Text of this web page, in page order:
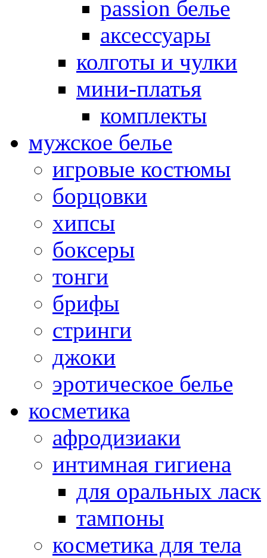
passion белье
аксессуары
колготы и чулки
мини-платья
комплекты
мужское белье
игровые костюмы
борцовки
хипсы
боксеры
тонги
брифы
стринги
джоки
эротическое белье
косметика
афродизиаки
интимная гигиена
для оральных ласк
тампоны
косметика для тела